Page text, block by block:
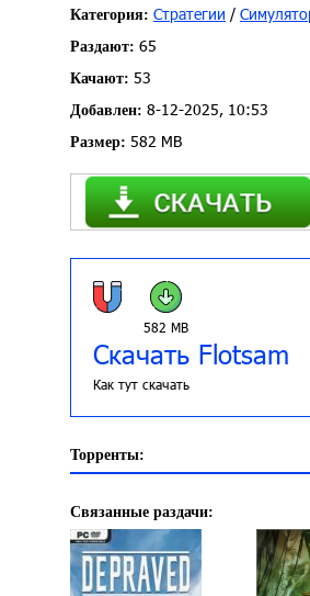
Категория: Стратегии /
Раздают: 65
Качают: 53
Добавлен: 8-12-2025, 10:53
Размер: 582 MB
582 MB
Скачать Flotsam
Как тут скачать
Торренты:
Связанные раздачи: